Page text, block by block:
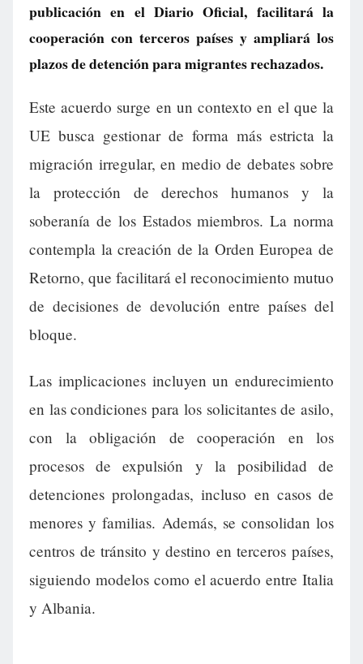
publicación en el Diario Oficial, facilitará la
cooperación con terceros países y ampliará los
plazos de detención para migrantes rechazados.
Este acuerdo surge en un contexto en el que la
UE busca gestionar de forma más estricta la
migración irregular, en medio de debates sobre
la protección de derechos humanos y la
soberanía de los Estados miembros. La norma
contempla la creación de la Orden Europea de
Retorno, que facilitará el reconocimiento mutuo
de decisiones de devolución entre países del
bloque.
Las implicaciones incluyen un endurecimiento
en las condiciones para los solicitantes de asilo,
con la obligación de cooperación en los
procesos de expulsión y la posibilidad de
detenciones prolongadas, incluso en casos de
menores y familias. Además, se consolidan los
centros de tránsito y destino en terceros países,
siguiendo modelos como el acuerdo entre Italia
y Albania.